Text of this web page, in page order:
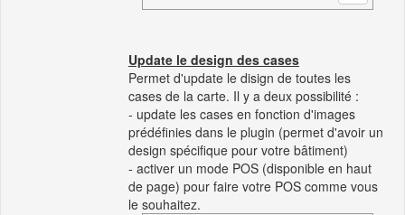
Update le design des cases
Permet d'update le disign de toutes les
cases de la carte. Il y a deux possibilité :
- update les cases en fonction d'images
prédéfinies dans le plugin (permet d'avoir un
design spécifique pour votre bâtiment)
- activer un mode POS (disponible en haut
de page) pour faire votre POS comme vous
le souhaitez.